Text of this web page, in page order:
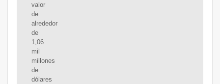
valor
de
alrededor
de
1,06
mil
millones
de
dólares